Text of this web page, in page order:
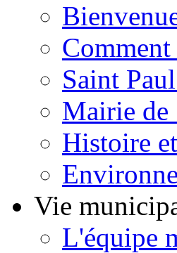
Saint
Mairie
Histoire
Vie
L'équipe